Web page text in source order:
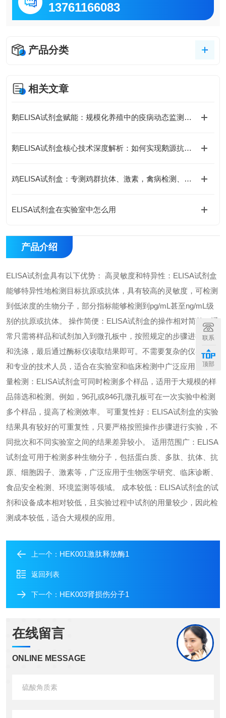
13761166083
产品分类
相关文章
鹅ELISA试剂盒赋能：规模化养殖中的疫病动态监测体系
鹅ELISA试剂盒核心技术深度解析：如何实现鹅源抗体与抗原的高特异性检测及精准定量分析？
鸡ELISA试剂盒：专测鸡群抗体、激素，禽病检测、养殖科研都能用
ELISA试剂盒在实验室中怎么用
产品介绍
ELISA试剂盒具有以下优势： 高灵敏度和特异性：ELISA试剂盒
能够特异性地检测目标抗原或抗体，具有较高的灵敏度，可检测
到低浓度的生物分子，部分指标能够检测到pg/mL甚至ng/mL级
别的抗原或抗体。 操作简便：ELISA试剂盒的操作相对简单，通
常只需将样品和试剂加入到微孔板中，按照规定的步骤进行孵育
和洗涤，最后通过酶标仪读取结果即可。不需要复杂的仪器设备
和专业的技术人员，适合在实验室和临床检测中广泛应用。 高通
量检测：ELISA试剂盒可同时检测多个样品，适用于大规模的样
品筛选和检测。例如，96孔或846孔微孔板可在一次实验中检测
多个样品，提高了检测效率。 可重复性好：ELISA试剂盒的实验
结果具有较好的可重复性，只要严格按照操作步骤进行实验，不
同批次和不同实验室之间的结果差异较小。 适用范围广：ELISA
试剂盒可用于检测多种生物分子，包括蛋白质、多肽、抗体、抗
原、细胞因子、激素等，广泛应用于生物医学研究、临床诊断、
食品安全检测、环境监测等领域。 成本较低：ELISA试剂盒的试
剂和设备成本相对较低，且实验过程中试剂的用量较少，因此检
测成本较低，适合大规模的应用。
上一个： HEK001激肽释放酶1
返回列表
下一个： HEK003肾损伤分子1
在线留言
ONLINE MESSAGE
联系
顶部